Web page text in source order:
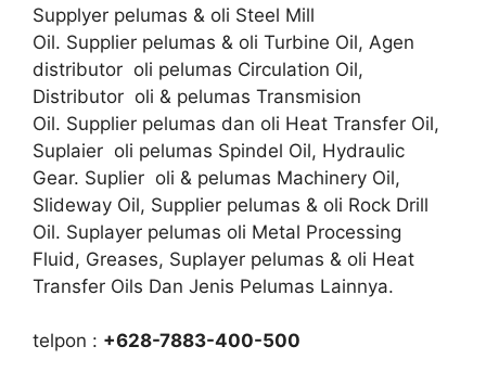
Supplyer pelumas & oli Steel Mill
Oil. Supplier pelumas & oli Turbine Oil, Agen
distributor oli pelumas Circulation Oil,
Distributor oli & pelumas Transmision
Oil. Supplier pelumas dan oli Heat Transfer Oil,
Suplaier oli pelumas Spindel Oil, Hydraulic
Gear. Suplier oli & pelumas Machinery Oil,
Slideway Oil, Supplier pelumas & oli Rock Drill
Oil. Suplayer pelumas oli Metal Processing
Fluid, Greases, Suplayer pelumas & oli Heat
Transfer Oils Dan Jenis Pelumas Lainnya.
telpon : +628-7883-400-500